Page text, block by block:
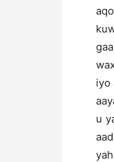
iyo
u